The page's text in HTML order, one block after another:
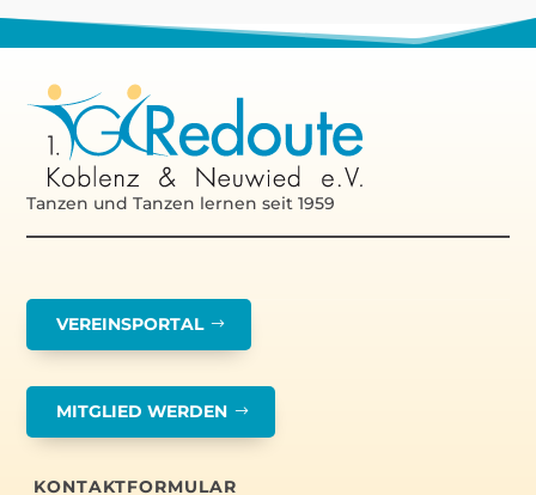
Tanzen und Tanzen lernen seit 1959
VEREINSPORTAL
MITGLIED WERDEN
KONTAKTFORMULAR